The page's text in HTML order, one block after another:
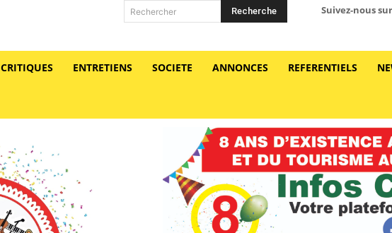
Rechercher Recherche Suivez-nous
CRITIQUES ENTRETIENS SOCIETE ANNONCES REFERENTIELS